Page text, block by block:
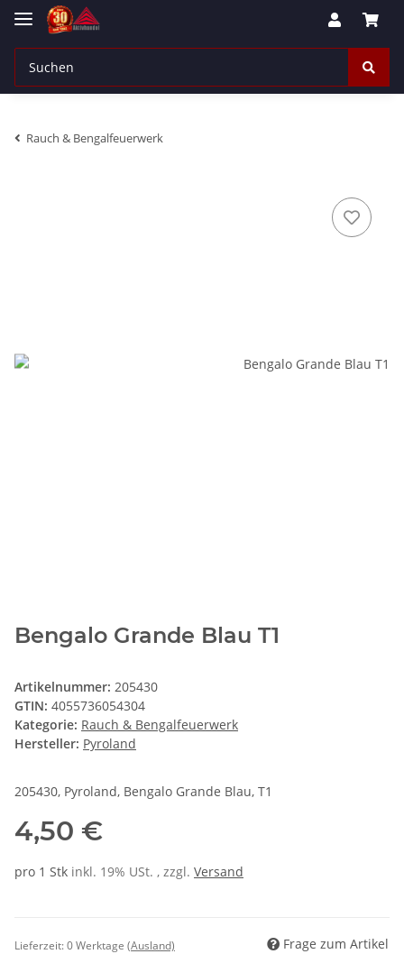
Rauch & Bengalfeuerwerk
Bengalo Grande Blau T1
Artikelnummer: 205430
GTIN: 4055736054304
Kategorie: Rauch & Bengalfeuerwerk
Hersteller: Pyroland
205430, Pyroland, Bengalo Grande Blau, T1
4,50 €
pro 1 Stk inkl. 19% USt. , zzgl. Versand
Lieferzeit:0 Werktage (Ausland) Frage zum Artikel